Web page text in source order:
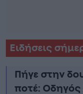
Ειδήσεις
Πήγε στην
ποτέ: Οδηγός